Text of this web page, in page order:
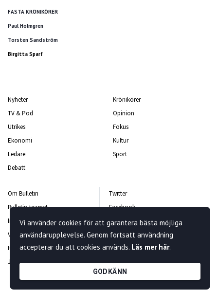
FASTA KRÖNIKÖRER
Paul Holmgren
Torsten Sandström
Birgitta Sparf
Nyheter
TV & Pod
Utrikes
Ekonomi
Ledare
Debatt
Krönikörer
Opinion
Fokus
Kultur
Sport
Om Bulletin
Bulletin-teamet
Integritetspolicy
Vanliga frågor och svar
Rättelsepolicy
Jobba hos oss
Twitter
Facebook
Instagram
Kontakta oss
Nyhetsbrev
Vi använder cookies för att garantera bästa möjliga
användarupplevelse. Genom fortsatt användning
accepterar du att cookies används. Läs mer här.
GODKÄNN